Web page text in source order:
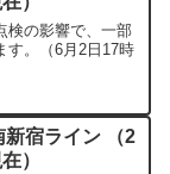
検の影響で、一部
す。（6月2日17時
新宿ライン （2
）